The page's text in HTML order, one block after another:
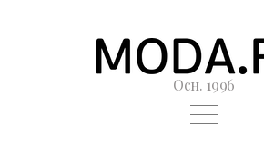
Осн. 1996